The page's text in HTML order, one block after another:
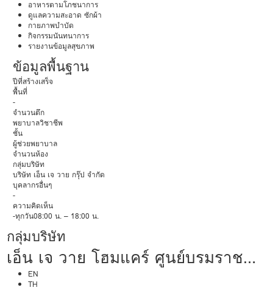
อาหารตามโภชนาการ
ดูแลความสะอาด ซักผ้า
กายภาพบำบัด
กิจกรรมนันทนาการ
รายงานข้อมูลสุขภาพ
ข้อมูลพื้นฐาน
ปีที่สร้างเสร็จ
พื้นที่
-
จำนวนตึก
พยาบาลวิชาชีพ
ชั้น
ผู้ช่วยพยาบาล
จำนวนห้อง
กลุ่มบริษัท
บริษัท เอ็น เจ วาย กรุ๊ป จำกัด
บุคลากรอื่นๆ
-
ความคิดเห็น
-ทุกวัน08:00 น. – 18:00 น.
กลุ่มบริษัท
เอ็น เจ วาย โฮมแคร์ ศูนย์บรมราช
ชนนี 64
EN
TH